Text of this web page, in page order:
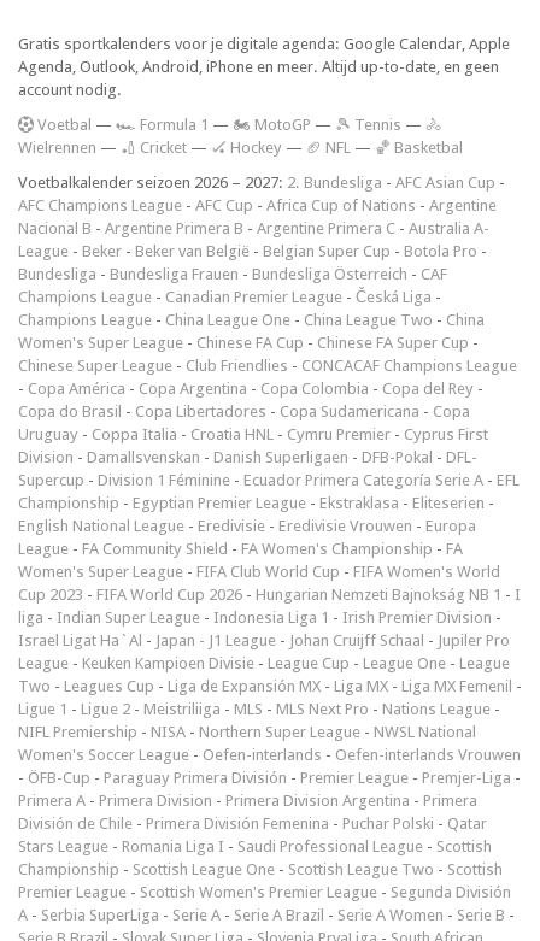
Gratis sportkalenders voor je digitale agenda: Google Calendar, Apple
Agenda, Outlook, Android, iPhone en meer. Altijd up-to-date, en geen
account nodig.
Voetbal — 🏎️ Formula 1 — 🏍 MotoGP — 🎾 Tennis — 🚴
Wielrennen — 🏏 Cricket — 🏑 Hockey — 🏈 NFL — 🏀 Basketbal
Voetbalkalender seizoen 2026 – 2027: 2. Bundesliga - AFC Asian Cup -
AFC Champions League - AFC Cup - Africa Cup of Nations - Argentine
Nacional B - Argentine Primera B - Argentine Primera C - Australia A-
League - Beker - Beker van België - Belgian Super Cup - Botola Pro -
Bundesliga - Bundesliga Frauen - Bundesliga Österreich - CAF
Champions League - Canadian Premier League - Česká Liga -
Champions League - China League One - China League Two - China
Women's Super League - Chinese FA Cup - Chinese FA Super Cup -
Chinese Super League - Club Friendlies - CONCACAF Champions League
- Copa América - Copa Argentina - Copa Colombia - Copa del Rey -
Copa do Brasil - Copa Libertadores - Copa Sudamericana - Copa
Uruguay - Coppa Italia - Croatia HNL - Cymru Premier - Cyprus First
Division - Damallsvenskan - Danish Superligaen - DFB-Pokal - DFL-
Supercup - Division 1 Féminine - Ecuador Primera Categoría Serie A - EFL
Championship - Egyptian Premier League - Ekstraklasa - Eliteserien -
English National League - Eredivisie - Eredivisie Vrouwen - Europa
League - FA Community Shield - FA Women's Championship - FA
Women's Super League - FIFA Club World Cup - FIFA Women's World
Cup 2023 - FIFA World Cup 2026 - Hungarian Nemzeti Bajnokság NB 1 - I
liga - Indian Super League - Indonesia Liga 1 - Irish Premier Division -
Israel Ligat Ha`Al - Japan - J1 League - Johan Cruijff Schaal - Jupiler Pro
League - Keuken Kampioen Divisie - League Cup - League One - League
Two - Leagues Cup - Liga de Expansión MX - Liga MX - Liga MX Femenil -
Ligue 1 - Ligue 2 - Meistriliiga - MLS - MLS Next Pro - Nations League -
NIFL Premiership - NISA - Northern Super League - NWSL National
Women's Soccer League - Oefen-interlands - Oefen-interlands Vrouwen
- ÖFB-Cup - Paraguay Primera División - Premier League - Premjer-Liga -
Primera A - Primera Division - Primera Division Argentina - Primera
División de Chile - Primera División Femenina - Puchar Polski - Qatar
Stars League - Romania Liga I - Saudi Professional League - Scottish
Championship - Scottish League One - Scottish League Two - Scottish
Premier League - Scottish Women's Premier League - Segunda División
A - Serbia SuperLiga - Serie A - Serie A Brazil - Serie A Women - Serie B -